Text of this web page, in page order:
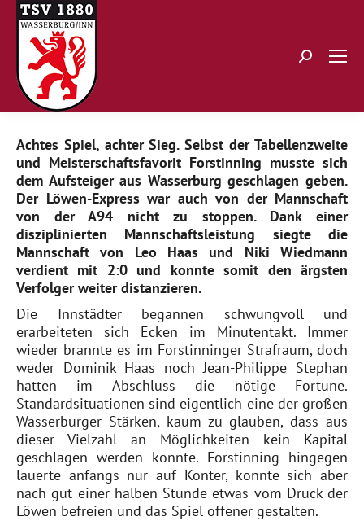
Search:
Achtes Spiel, achter Sieg. Selbst der Tabellenzweite
und Meisterschaftsfavorit Forstinning musste sich
dem Aufsteiger aus Wasserburg geschlagen geben.
Der Löwen-Express war auch von der Mannschaft
von der A94 nicht zu stoppen. Dank einer
disziplinierten Mannschaftsleistung siegte die
Mannschaft von Leo Haas und Niki Wiedmann
verdient mit 2:0 und konnte somit den ärgsten
Verfolger weiter distanzieren.
Die Innstädter begannen schwungvoll und
erarbeiteten sich Ecken im Minutentakt. Immer
wieder brannte es im Forstinninger Strafraum, doch
weder Dominik Haas noch Jean-Philippe Stephan
hatten im Abschluss die nötige Fortune.
Standardsituationen sind eigentlich eine der großen
Wasserburger Stärken, kaum zu glauben, dass aus
dieser Vielzahl an Möglichkeiten kein Kapital
geschlagen werden konnte. Forstinning hingegen
lauerte anfangs nur auf Konter, konnte sich aber
nach gut einer halben Stunde etwas vom Druck der
Löwen befreien und das Spiel offener gestalten.